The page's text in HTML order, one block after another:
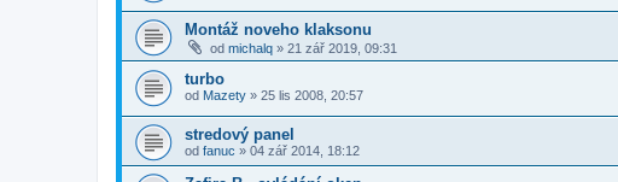
Montáž noveho klaksonu
od michalq » 21 zář 2019, 09:31
turbo
od Mazety » 25 lis 2008, 20:57
stredový panel
od fanuc » 04 zář 2014, 18:12